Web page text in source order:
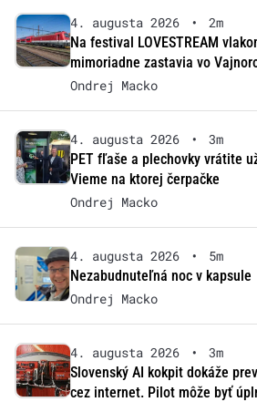
4. augusta 2026 •
2m
Na festival LOVESTREAM
mimoriadne zastavia vo
Ondrej Macko
4. augusta 2026 •
3m
PET fľaše a plechovky vrátite
Vieme na ktorej čerpačke
Ondrej Macko
4. augusta 2026 •
5m
Nezabudnuteľná noc v kapsule
Ondrej Macko
4. augusta 2026 •
3m
Slovenský AI kokpit dokáže
cez internet. Pilot môže byť